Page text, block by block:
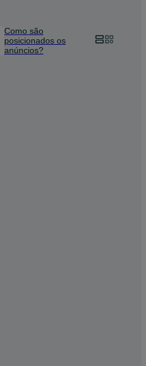
Como são
posicionados os
anúncios?